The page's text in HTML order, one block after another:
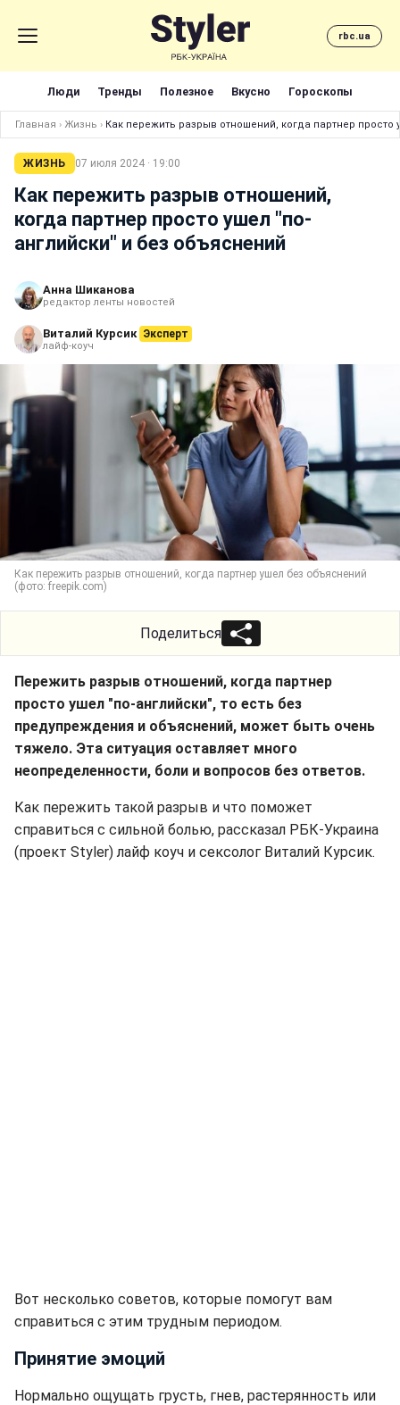
rbc.ua
Люди Тренды Полезное Вкусно Гороскопы
Главная › Жизнь › Как пережить разрыв отношений, когда партнер просто
ЖИЗНЬ 07 июля 2024 · 19:00
Как пережить разрыв отношений,
когда партнер просто ушел "по-
английски" и без объяснений
Анна Шиканова
редактор ленты новостей
Виталий Курсик Эксперт
лайф-коуч
Как пережить разрыв отношений, когда партнер ушел без объяснений
(фото: freepik.com)
Поделиться
Пережить разрыв отношений, когда партнер
просто ушел "по-английски", то есть без
предупреждения и объяснений, может быть очень
тяжело. Эта ситуация оставляет много
неопределенности, боли и вопросов без ответов.
Как пережить такой разрыв и что поможет
справиться с сильной болью, рассказал РБК-Украина
(проект Styler) лайф коуч и сексолог Виталий Курсик.
Вот несколько советов, которые помогут вам
справиться с этим трудным периодом.
Принятие эмоций
Нормально ощущать грусть, гнев, растерянность или